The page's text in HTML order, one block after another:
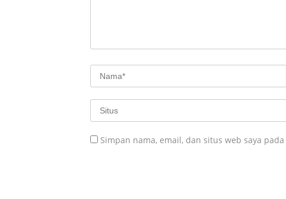
Simpan nama, email, dan situs web saya